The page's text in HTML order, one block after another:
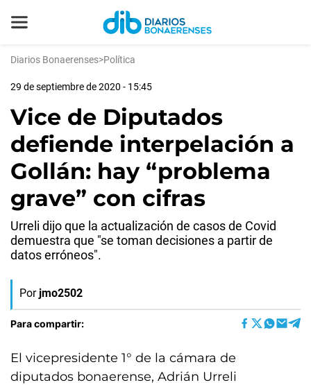
Diarios Bonaerenses>Política
29 de septiembre de 2020 - 15:45
Vice de Diputados
defiende interpelación a
Gollán: hay “problema
grave” con cifras
Urreli dijo que la actualización de casos de Covid
demuestra que "se toman decisiones a partir de
datos erróneos".
Por jmo2502
Para compartir:
El vicepresidente 1° de la cámara de
diputados bonaerense, Adrián Urreli